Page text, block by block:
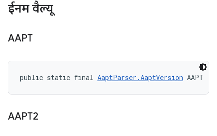
ईनम वैल्यू
AAPT
public static final AaptParser.AaptVersion AAPT
AAPT2